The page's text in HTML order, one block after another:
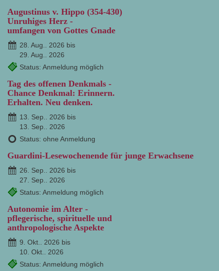
Augustinus v. Hippo (354-430)
Unruhiges Herz -
umfangen von Gottes Gnade
28. Aug.. 2026 bis
29. Aug.. 2026
Status: Anmeldung möglich
Tag des offenen Denkmals -
Chance Denkmal: Erinnern.
Erhalten. Neu denken.
13. Sep.. 2026 bis
13. Sep.. 2026
Status: ohne Anmeldung
Guardini-Lesewochenende für junge Erwachsene
26. Sep.. 2026 bis
27. Sep.. 2026
Status: Anmeldung möglich
Autonomie im Alter -
pflegerische, spirituelle und
anthropologische Aspekte
9. Okt.. 2026 bis
10. Okt.. 2026
Status: Anmeldung möglich